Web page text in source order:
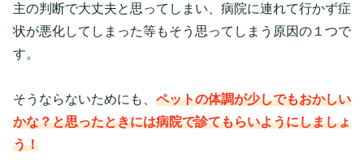
主の判断で大丈夫と思ってしまい、病院に連れて行かず症
状が悪化してしまった等もそう思ってしまう原因の１つで
す。
そうならないためにも、 ペットの体調が少しでもおかしい
かな？と思ったときには病院で診てもらいようにしましょ
う！